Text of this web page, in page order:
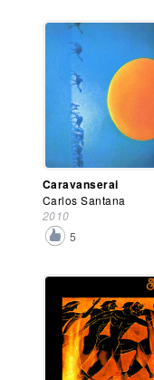
Caravanserai
Carlos Santana
2010
5